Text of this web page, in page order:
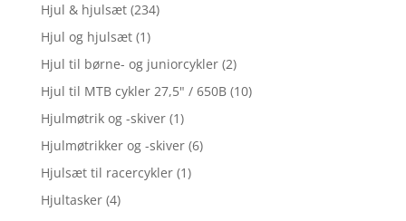
Hjul & hjulsæt (234)
Hjul og hjulsæt (1)
Hjul til børne- og juniorcykler (2)
Hjul til MTB cykler 27,5" / 650B (10)
Hjulmøtrik og -skiver (1)
Hjulmøtrikker og -skiver (6)
Hjulsæt til racercykler (1)
Hjultasker (4)